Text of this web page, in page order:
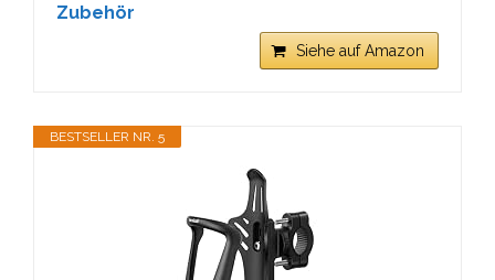
Zubehör
Siehe auf Amazon
BESTSELLER NR. 5